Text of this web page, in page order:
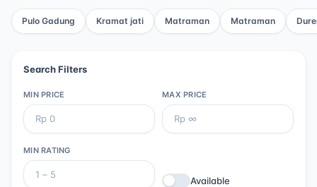
Pulo Gadung Kramat jati Matraman Matraman
Search Filters
MIN PRICE MAX PRICE
MIN RATING
Available